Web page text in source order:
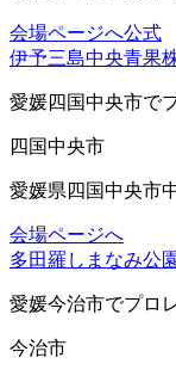
会場ページへ公式
伊予三島中央青果
愛媛四国中央市で
四国中央市
愛媛県四国中央市
会場ページへ
多田羅しまなみ公園
愛媛今治市でプロ
今治市